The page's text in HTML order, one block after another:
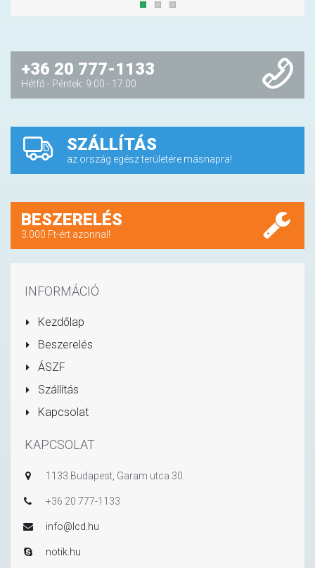
+36 20 777-1133
Hétfő - Péntek: 9:00 - 17:00
SZÁLLÍTÁS
az ország egész területére másnapra!
BESZERELÉS
3.000 Ft-ért azonnal!
INFORMÁCIÓ
Kezdőlap
Beszerelés
ÁSZF
Szállítás
Kapcsolat
KAPCSOLAT
1133 Budapest, Garam utca 30.
+36 20 777-1133
info@lcd.hu
notik.hu